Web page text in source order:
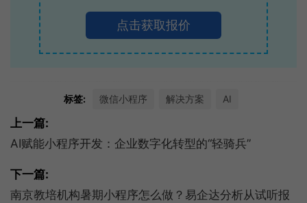
点击获取报价
标签: 微信小程序 解决方案 AI
上一篇:
AI赋能小程序开发：企业数字化转型的“轻骑兵”
下一篇:
南京教培机构暑期小程序怎么做？易企达分析从试听报